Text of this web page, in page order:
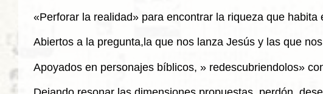
«Perforar la realidad» para encontrar la riqueza que
Abiertos a la pregunta,la que nos lanza Jesús y las que
Apoyados en personajes bíblicos, » redescubriendolos»